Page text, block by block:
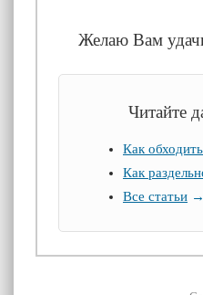
Желаю Вам
Читайте
Как
Как
Все статьи →